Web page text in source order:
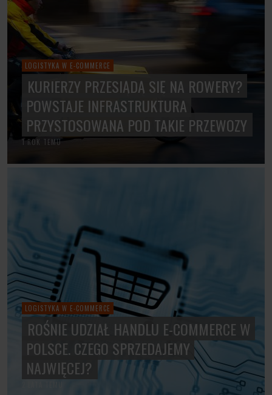
LOGISTYKA W E-COMMERCE
KURIERZY PRZESIĄDĄ SIĘ NA ROWERY?
POWSTAJE INFRASTRUKTURA
PRZYSTOSOWANA POD TAKIE PRZEWOZY
1 ROK TEMU
LOGISTYKA W E-COMMERCE
ROŚNIE UDZIAŁ HANDLU E-COMMERCE W
POLSCE. CZEGO SPRZEDAJEMY
NAJWIĘCEJ?